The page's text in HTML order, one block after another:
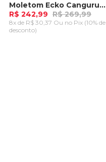
-10%Moletom Ecko Canguru Aberto Preto
R$ 242,99 R$ 269,99
8x de R$ 30,37 Ou no Pix (10% de
desconto)